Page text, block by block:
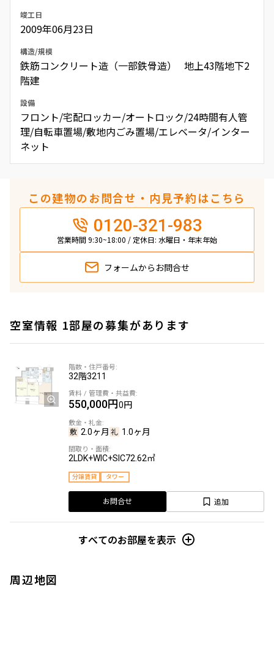
竣工日
2009年06月23日
構造/規模
鉄筋コンクリート造（一部鉄骨造） 地上43階地下2
階建
設備
フロント/宅配ロッカー/オートロック/24時間有人管
理/自転車置場/敷地内ごみ置場/エレベータ/インター
ネット
この建物のお問合せ・内見予約はこちら
0120-321-983
営業時間 9:30~18:00 / 定休日: 水曜日・年末年始
フォームから お問合せ
空室情報 1部屋の募集があります
32階3211
550,000円0円
2.0ヶ月 1.0ヶ月
2LDK+WIC+SIC72.62㎡
分譲賃貸 タワー
お問合せ 追加
すべてのお部屋を表示
周辺地図